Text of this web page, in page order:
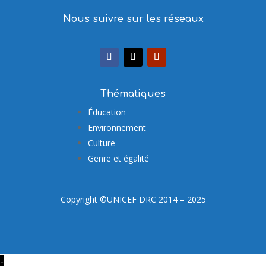
Nous suivre sur les réseaux
Thématiques
Éducation
Environnement
Culture
Genre et égalité
Copyright ©UNICEF DRC 2014 – 2025
↓